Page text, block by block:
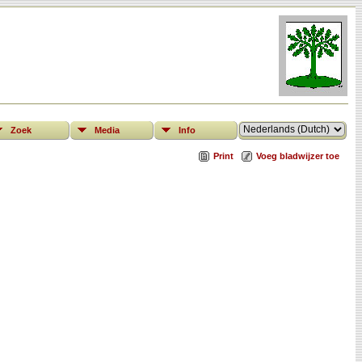
Zoek Media Info
Print Voeg bladwijzer toe